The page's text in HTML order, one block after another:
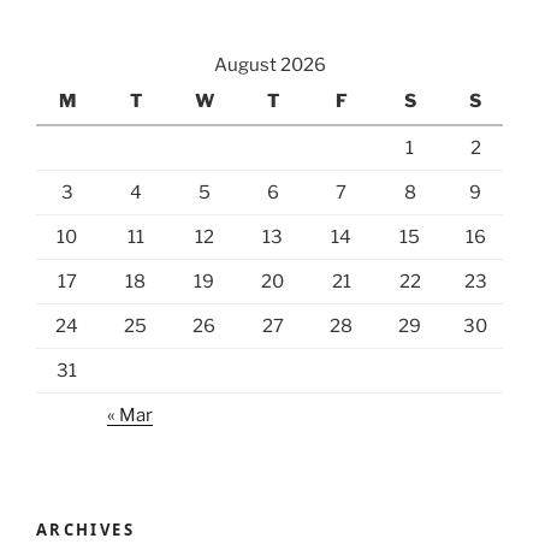
August 2026
M
T W T F S S
1 2
3 4 5 6 7 8 9
10 11 12 13 14 15 16
17 18 19 20 21 22 23
24 25 26 27 28 29 30
31
« Mar
ARCHIVES